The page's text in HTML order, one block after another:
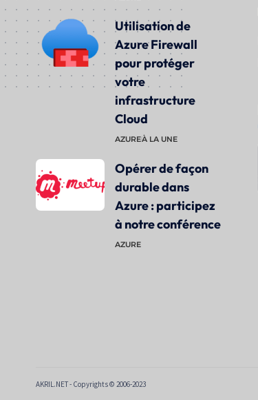
Utilisation de
Azure Firewall
pour protéger
votre
infrastructure
Cloud
AZUREÀ LA UNE
Opérer de façon
durable dans
Azure : participez
à notre conférence
AZURE
AKRIL.NET - Copyrights © 2006-2023